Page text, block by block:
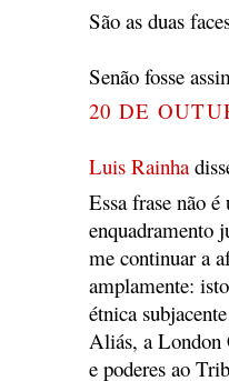
São as duas
Senão fosse
20 DE
Luis Rainha
Essa frase não
enquadramento
me continuar a
amplamente:
étnica
Aliás, a London
e poderes ao